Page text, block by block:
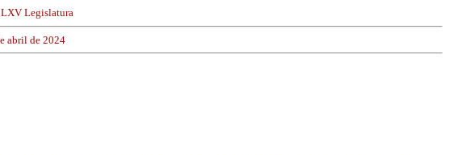
LXV Legislatura
abril de 2024